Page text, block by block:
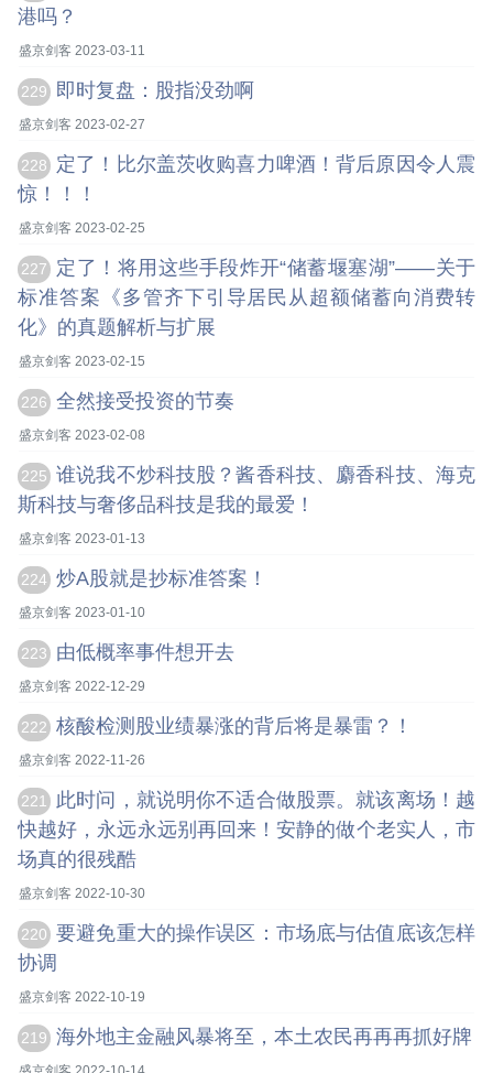
港吗？
盛京剑客 2023-03-11
229 即时复盘：股指没劲啊
盛京剑客 2023-02-27
228
定了！比尔盖茨收购喜力啤酒！背后原因令人震
惊！！！
盛京剑客 2023-02-25
227
定了！将用这些手段炸开“储蓄堰塞湖”——关于
标准答案《多管齐下引导居民从超额储蓄向消费转
化》的真题解析与扩展
盛京剑客 2023-02-15
226 全然接受投资的节奏
盛京剑客 2023-02-08
225 谁说我不炒科技股？酱香科技、麝香科技、海克
斯科技与奢侈品科技是我的最爱！
盛京剑客 2023-01-13
224 炒A股就是抄标准答案！
盛京剑客 2023-01-10
223 由低概率事件想开去
盛京剑客 2022-12-29
222 核酸检测股业绩暴涨的背后将是暴雷？！
盛京剑客 2022-11-26
221
此时问，就说明你不适合做股票。就该离场！越
快越好，永远永远别再回来！安静的做个老实人，市
场真的很残酷
盛京剑客 2022-10-30
220 要避免重大的操作误区：市场底与估值底该怎样
协调
盛京剑客 2022-10-19
219 海外地主金融风暴将至，本土农民再再再抓好牌